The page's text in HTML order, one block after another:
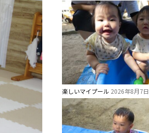
楽しいマイプール 2026年8月7日